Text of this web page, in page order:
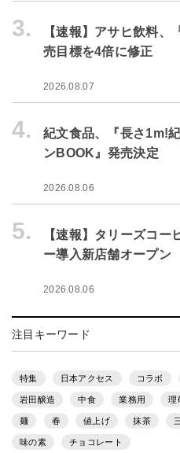
3.
【速報】アサヒ飲料
売目標を4倍に修正
2026.08.07
4.
紀文食品、『長さ1m!
ンBOOK』発売決定
2026.08.06
5.
【速報】タリーズコー
ー導入新店舗オープン
2026.08.06
注目キーワード
特集 日本アクセス コラボ
岩田醸造 中食 業務用 理
麺 春 値上げ 抹茶
味の素 チョコレート